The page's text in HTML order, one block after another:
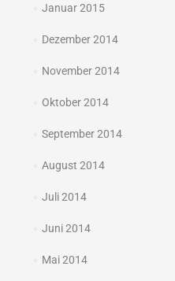
Januar 2015
Dezember 2014
November 2014
Oktober 2014
September 2014
August 2014
Juli 2014
Juni 2014
Mai 2014